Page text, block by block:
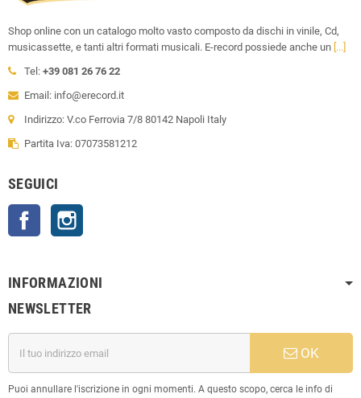
Shop online con un catalogo molto vasto composto da dischi in vinile, Cd,
musicassette, e tanti altri formati musicali. E-record possiede anche un [...]
Tel: +39 081 26 76 22
Email: info@erecord.it
Indirizzo: V.co Ferrovia 7/8 80142 Napoli Italy
Partita Iva: 07073581212
SEGUICI
Facebook
INFORMAZIONI
NEWSLETTER
OK
Puoi annullare l'iscrizione in ogni momenti. A questo scopo, cerca le info di